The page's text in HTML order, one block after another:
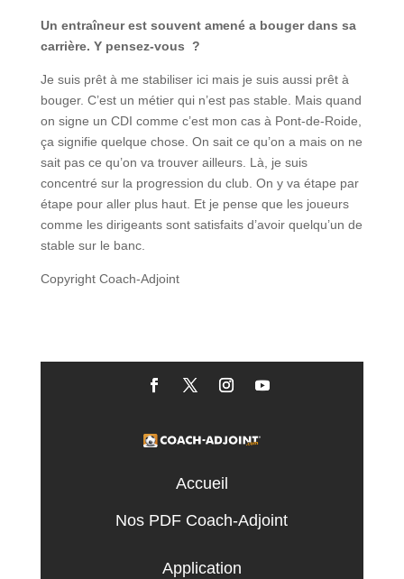
Un entraîneur est souvent amené a bouger dans sa
carrière. Y pensez-vous ?
Je suis prêt à me stabiliser ici mais je suis aussi prêt à
bouger. C’est un métier qui n’est pas stable. Mais quand
on signe un CDI comme c’est mon cas à Pont-de-Roide,
ça signifie quelque chose. On sait ce qu’on a mais on ne
sait pas ce qu’on va trouver ailleurs. Là, je suis
concentré sur la progression du club. On y va étape par
étape pour aller plus haut. Et je pense que les joueurs
comme les dirigeants sont satisfaits d’avoir quelqu’un de
stable sur le banc.
Copyright Coach-Adjoint
Accueil
Nos PDF Coach-Adjoint
Application